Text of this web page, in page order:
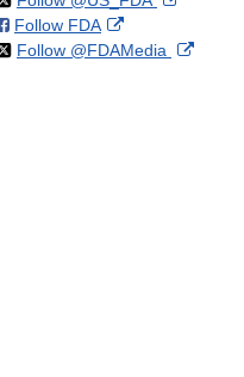
Follow FDAon
Facebook
External
Link
Follow @FDAMedia on